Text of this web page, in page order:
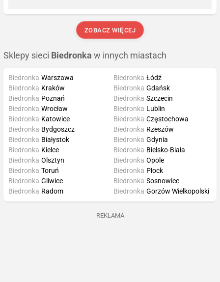
ZOBACZ WIĘCEJ
Sklepy sieci Biedronka w innych miastach
Biedronka Warszawa
Biedronka Kraków
Biedronka Poznań
Biedronka Wrocław
Biedronka Łódź
Biedronka Gdańsk
Biedronka Szczecin
Biedronka Lublin
Biedronka Katowice
Biedronka Bydgoszcz
Biedronka Białystok
Biedronka Kielce
Biedronka Częstochowa
Biedronka Rzeszów
Biedronka Gdynia
Biedronka Bielsko-Biała
Biedronka Olsztyn
Biedronka Toruń
Biedronka Gliwice
Biedronka Radom
Biedronka Opole
Biedronka Płock
Biedronka Sosnowiec
Biedronka Gorzów Wielkopolski
REKLAMA